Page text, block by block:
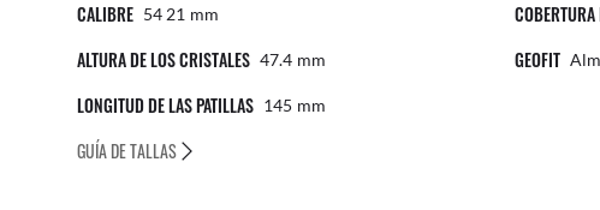
CALIBRE 54 21 Mm
ALTURA DE LOS CRISTALES 47.4 Mm
LONGITUD DE LAS PATILLAS 145 Mm
GUÍA DE TALLAS
GEOFIT